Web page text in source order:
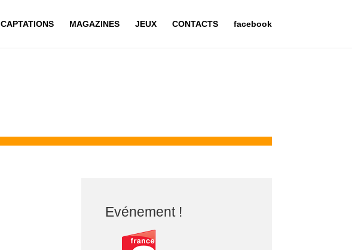
CAPTATIONS MAGAZINES JEUX CONTACTS facebook
Evénement !